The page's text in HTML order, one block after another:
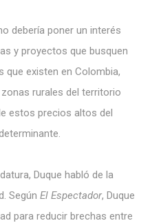
debería poner un interés
y proyectos que busquen
que existen en Colombia,
rurales del territorio
estos precios altos del
Duque habló de la
Según El Espectador, Duque
para reducir brechas entre